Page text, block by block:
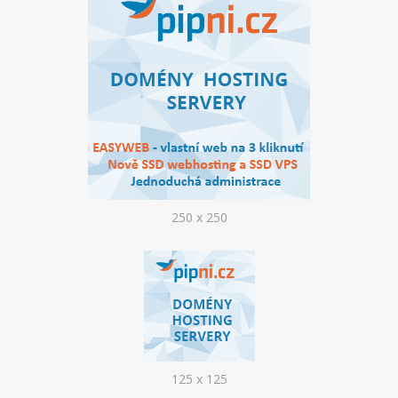
CENÍK DOMÉN
AKCE DOMÉN
NOVÉ DOMÉNY
ZMĚNY DOMÉN
NÁSTROJE
WEBMAIL
STATISTIKY
PHPMYADMIN
PHPPGADMIN
250 x 250
125 x 125